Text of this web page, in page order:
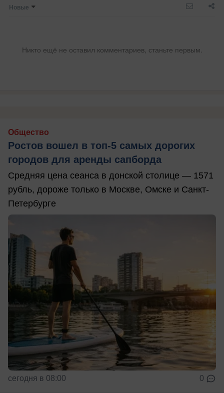
Новые
Никто ещё не оставил комментариев, станьте первым.
Общество
Ростов вошел в топ-5 самых дорогих
городов для аренды сапборда
Средняя цена сеанса в донской столице — 1571
рубль, дороже только в Москве, Омске и Санкт-
Петербурге
сегодня в 08:00 0